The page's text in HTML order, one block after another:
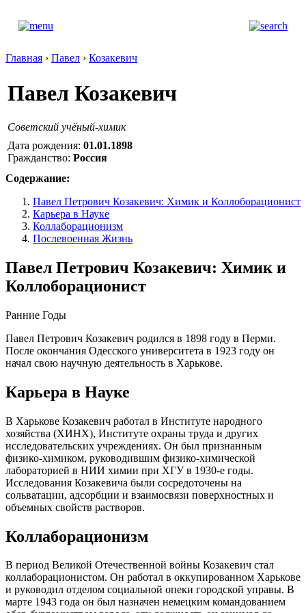
Главная › Павел › Козакевич
Павел Козакевич
Советский учёный-химик
Дата рождения: 01.01.1898
Гражданство: Россия
Содержание:
Павел Петрович Козакевич: Химик и Коллоборационист
Карьера в Науке
Коллаборационизм
Послевоенная Жизнь
Павел Петрович Козакевич: Химик и
Коллоборационист
Ранние Годы
Павел Петрович Козакевич родился в 1898 году в Перми.
После окончания Одесского университета в 1923 году он
начал свою научную деятельность в Харькове.
Карьера в Науке
В Харькове Козакевич работал в Институте народного
хозяйства (ХИНХ), Институте охраны труда и других
исследовательских учреждениях. Он был признанным
физико-химиком, руководившим физико-химической
лабораторией в НИИ химии при ХГУ в 1930-е годы.
Исследования Козакевича были сосредоточены на
сольватации, адсорбции и взаимосвязи поверхностных и
объемных свойств растворов.
Коллаборационизм
В период Великой Отечественной войны Козакевич стал
коллаборационистом. Он работал в оккупированном Харькове
и руководил отделом социальной опеки городской управы. В
марте 1943 года он был назначен немецким командованием